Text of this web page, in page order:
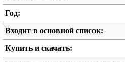
Год:
Входит в основной список:
Купить и скачать: